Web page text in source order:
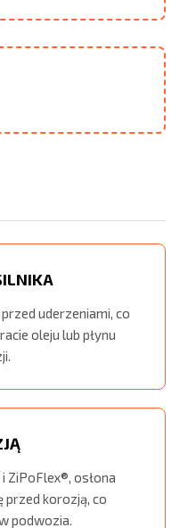
uderzeniami, co
oleju lub płynu
ZiPoFlex®, osłona
przed korozją, co
podwozia.